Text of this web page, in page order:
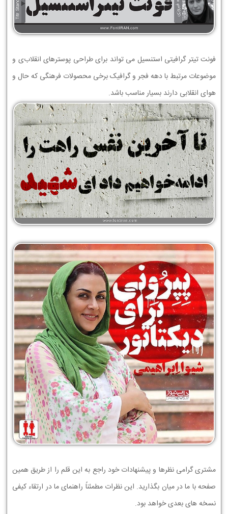
فونت تیتر گرافیتی استنسیل می تواند برای طراحی پوسترهای انقلاب‌ی و
موضوعات مرتبط با دهه فجر و گرافیک برخی محصولات فرهنگی که حال و
هوای انقلابی دارند بسیار مناسب باشد.
مشتری گرامی نظرها و پیشنهادات خود راجع به این قلم را از طریق همین
صفحه با ما در میان بگذارید. این نظرات مطمئناً راهنمای ما در ارتقاء کیفی
نسخه های بعدی خواهد بود.